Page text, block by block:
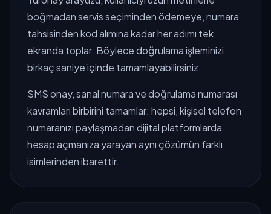
boğmadan servis seçiminden ödemeye, numara
tahsisinden kod alımına kadar her adımı tek
ekranda toplar. Böylece doğrulama işleminizi
birkaç saniye içinde tamamlayabilirsiniz.
SMS onay, sanal numara ve doğrulama numarası
kavramları birbirini tamamlar: hepsi, kişisel telefon
numaranızı paylaşmadan dijital platformlarda
hesap açmanıza yarayan aynı çözümün farklı
isimlerinden ibarettir.